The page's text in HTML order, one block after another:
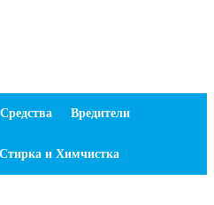
Средства Вредители
Стирка и Химчистка